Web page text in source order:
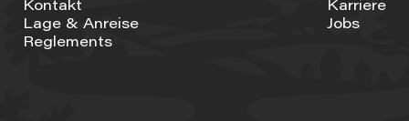
Kontakt
Lage & Anreise
Reglements
Karriere
Jobs